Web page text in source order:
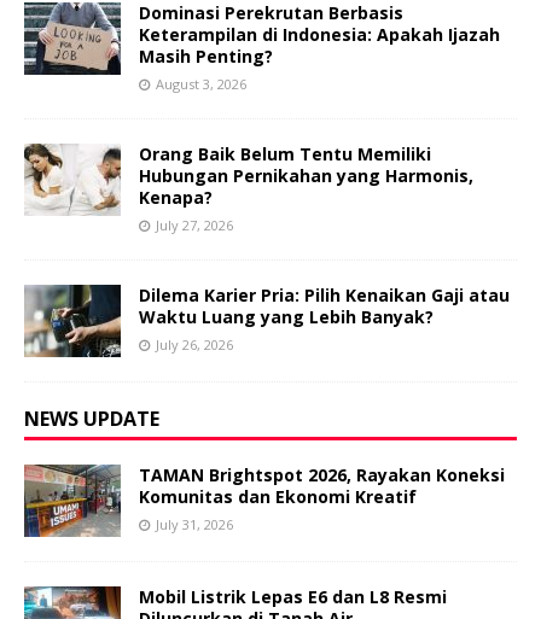
Dominasi Perekrutan Berbasis
Keterampilan di Indonesia: Apakah Ijazah
Masih Penting?
August 3, 2026
Orang Baik Belum Tentu Memiliki
Hubungan Pernikahan yang Harmonis,
Kenapa?
July 27, 2026
Dilema Karier Pria: Pilih Kenaikan Gaji atau
Waktu Luang yang Lebih Banyak?
July 26, 2026
NEWS UPDATE
TAMAN Brightspot 2026, Rayakan Koneksi
Komunitas dan Ekonomi Kreatif
July 31, 2026
Mobil Listrik Lepas E6 dan L8 Resmi